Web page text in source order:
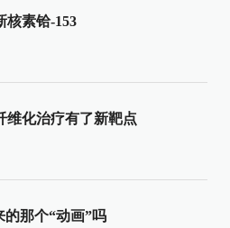
核素铪-153
维化治疗有了新靶点
那个“动画”吗